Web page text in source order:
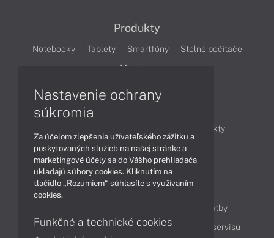
Produkty
Notebooky Tablety Smartfóny
Stolné počítače
Monitory
Produkty
Technológie
Videá
Obsah
Možnosti doručenia a platby
Podpora a servis
Servisné služby Cenník servisu
Nastavenie ochrany
súkromia
Za účelom zlepšenia užívateľského zážitku a
poskytovaných služieb na našej stránke a
marketingové účely sa do Vášho prehliadača
ukladajú súbory cookies. Kliknutím na
tlačidlo „Rozumiem“ súhlasíte s využívaním
cookies.
Funkčné a technické cookies